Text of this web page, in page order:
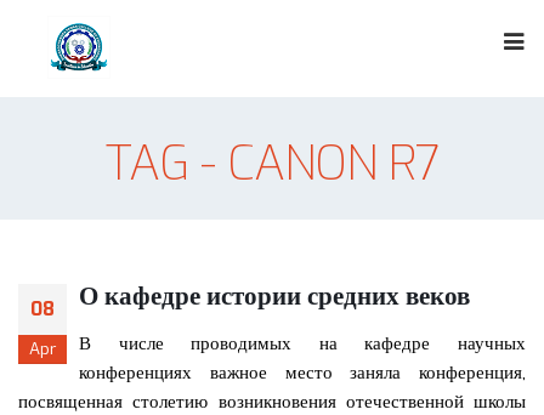
TAG - CANON R7
08
Apr
О кафедре истории средних веков
В числе проводимых на кафедре научных
конференциях важное место заняла конференция,
посвященная столетию возникновения отечественной школы